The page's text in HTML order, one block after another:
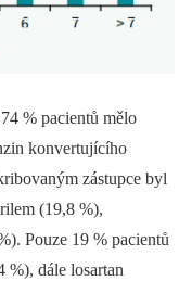
% pacientů mělo
konvertujícího
zástupce byl
(19,8 %),
Pouze 19 % pacientů
%), dále losartan